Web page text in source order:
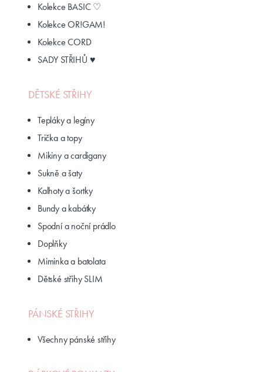
Kolekce BASIC ♡
Kolekce OR!GAM!
Kolekce CORD
SADY STŘIHŮ ♥
DĚTSKÉ STŘIHY
Tepláky a legíny
Trička a topy
Mikiny a cardigany
Sukně a šaty
Kalhoty a šortky
Bundy a kabátky
Spodní a noční prádlo
Doplňky
Miminka a batolata
Dětské střihy SLIM
PÁNSKÉ STŘIHY
Všechny pánské střihy